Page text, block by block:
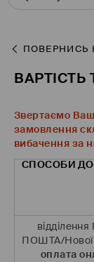
ПОВЕРНИСЬ
Звертаємо
замовлення
вибачення за
СПОСОБИ
ПОШТА/
оплата